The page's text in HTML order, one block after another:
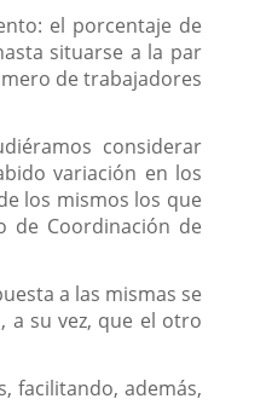
el porcentaje de
situarse a la par
de trabajadores
considerar
variación en los
los mismos los que
de Coordinación de
a las mismas se
a su vez, que el otro
facilitando, además,